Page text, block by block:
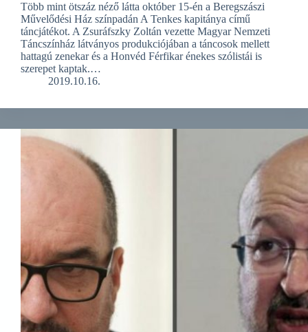
Több mint ötszáz néző látta október 15-én a Beregszászi
Művelődési Ház színpadán A Tenkes kapitánya című
táncjátékot. A Zsuráfszky Zoltán vezette Magyar Nemzeti
Táncszínház látványos produkciójában a táncosok mellett
hattagú zenekar és a Honvéd Férfikar énekes szólistái is
szerepet kaptak.…
2019.10.16.